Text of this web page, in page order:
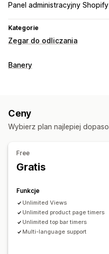
Panel administracyjny Shopify
Kategorie
Zegar do odliczania
Opcje wyświetlania
Strony produktu
Zaplanowana
Z określoną datą końcową
Na podstawie sesji
Typ licznika czasu
Codzienne okazje Szybka
Promocja ograniczona
Banery
Powiadomienie
Responsywność na
Targetowanie geograficzne
Ceny
Wybierz plan najlepiej
Free
Gratis
Funkcje
Unlimited Views
Unlimited product page timers
Unlimited top bar timers
Multi-language support